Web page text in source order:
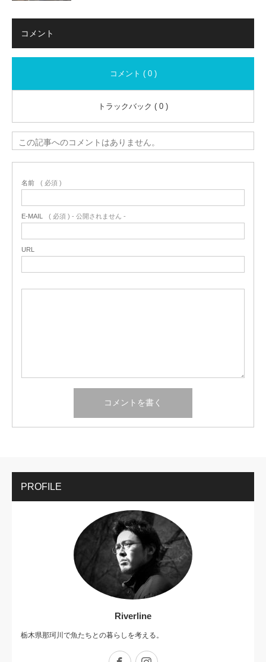
コメント
コメント ( 0 )
トラックバック ( 0 )
この記事へのコメントはありません。
名前 ( 必須 )
E-MAIL ( 必須 ) - 公開されません -
URL
PROFILE
Riverline
栃木県那珂川で魚たちとの暮らしを考える。
FacebookInstagram